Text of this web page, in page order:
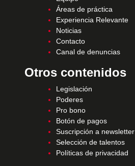
Áreas de práctica
Experiencia Relevante
Noticias
Contacto
Canal de denuncias
Otros contenidos
Legislación
Poderes
Pro bono
Botón de pagos
Suscripción a newsletter
Selección de talentos
Políticas de privacidad